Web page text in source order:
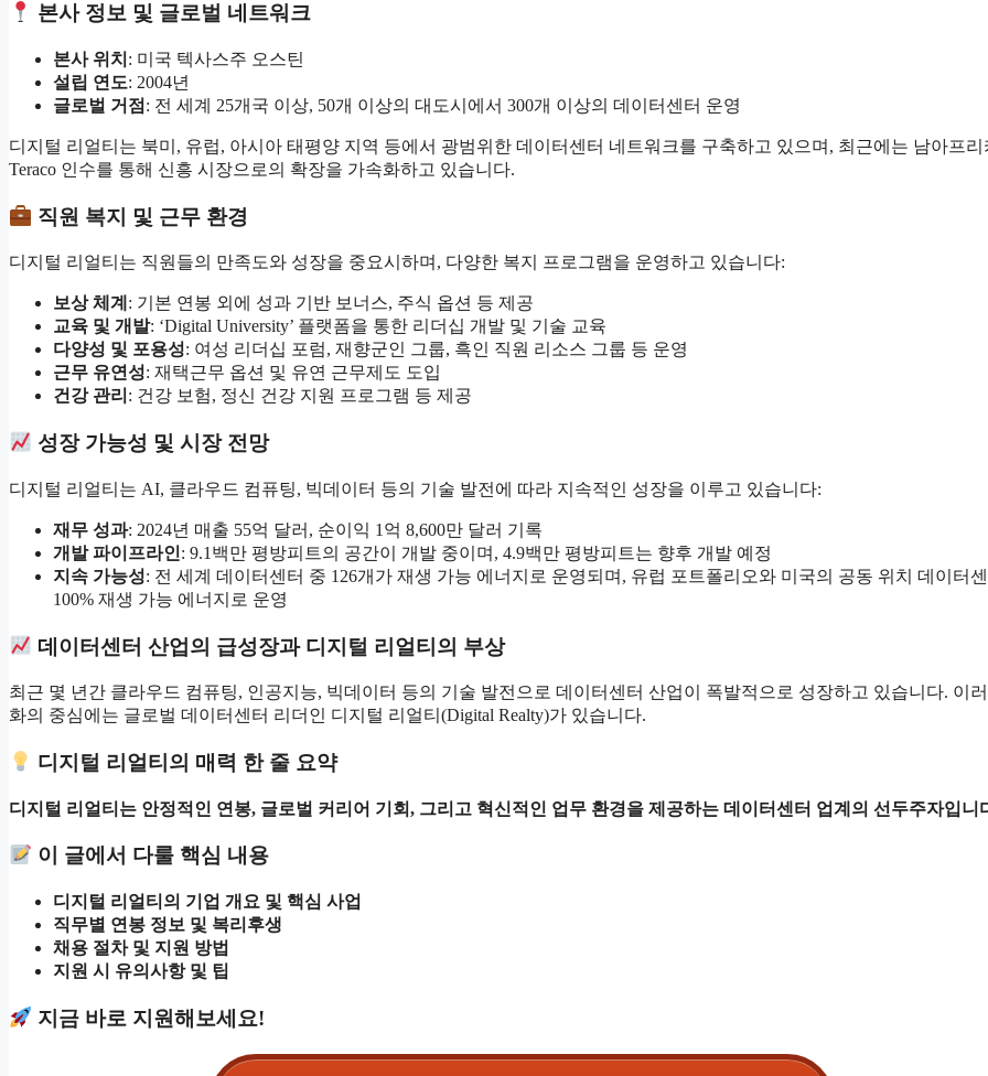
본사 정보 및 글로벌 네트워크
본사 위치 : 미국 텍사스주 오스틴
설립 연도: 2004년
글로벌 거점 : 전 세계 25개국 이상, 50개 이상의 대도시에서 300개 이상의 데이터센터 운영
디지털 리얼티는 북미, 유럽, 아시아 태평양 지역 등에서 광범위한 데이터센터 네트워크를 구축하고 있으며, 최근에는 남아프리
Teraco 인수를 통해 신흥 시장으로의 확장을 가속화하고 있습니다.
직원 복지 및 근무 환경
디지털 리얼티는 직원들의 만족도와 성장을 중요시하며, 다양한 복지 프로그램을 운영하고 있습니다:
보상 체계 : 기본 연봉 외에 성과 기반 보너스, 주식 옵션 등 제공
교육 및 개발: ‘Digital University’ 플랫폼을 통한 리더십 개발 및 기술 교육
다양성 및 포용성: 여성 리더십 포럼, 재향군인 그룹, 흑인 직원 리소스 그룹 등 운영
근무 유연성: 재택근무 옵션 및 유연 근무제도 도입
건강 관리 : 건강 보험, 정신 건강 지원 프로그램 등 제공
성장 가능성 및 시장 전망
디지털 리얼티는 AI, 클라우드 컴퓨팅, 빅데이터 등의 기술 발전에 따라 지속적인 성장을 이루고 있습니다:
재무 성과: 2024년 매출 55억 달러, 순이익 1억 8,600만 달러 기록
개발 파이프라인: 9.1백만 평방피트의 공간이 개발 중이며, 4.9백만 평방피트는 향후 개발 예정
지속 가능성: 전 세계 데이터센터 중 126개가 재생 가능 에너지로 운영되며, 유럽 포트폴리오와 미국의 공동 위치 데이터
100% 재생 가능 에너지로 운영
데이터센터 산업의 급성장과 디지털 리얼티의 부상
최근 몇 년간 클라우드 컴퓨팅, 인공지능, 빅데이터 등의 기술 발전으로 데이터센터 산업이 폭발적으로 성장하고 있습니다. 이
화의 중심에는 글로벌 데이터센터 리더인 디지털 리얼티(Digital Realty)가 있습니다.
디지털 리얼티의 매력 한 줄 요약
디지털 리얼티는 안정적인 연봉, 글로벌 커리어 기회, 그리고 혁신적인 업무 환경을 제공하는 데이터센터 업계의 선두주자입니
이 글에서 다룰 핵심 내용
디지털 리얼티의 기업 개요 및 핵심 사업
직무별 연봉 정보 및 복리후생
채용 절차 및 지원 방법
지원 시 유의사항 및 팁
지금 바로 지원해보세요!